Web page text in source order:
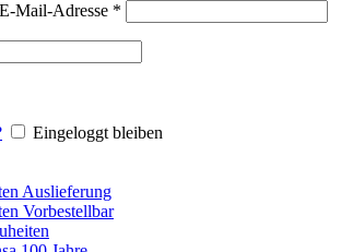
Mail-Adresse *
Eingeloggt bleiben
Auslieferung
Vorbestellbar